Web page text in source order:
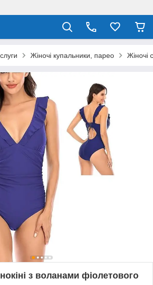
Жіночі купальники, парео Жіночі
з воланами фіолетового